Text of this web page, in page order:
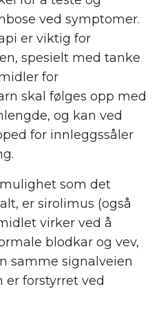
ved symptomer.
er viktig for
spesielt med tanke
for
skal følges opp med
og kan ved
for innleggssåler
som det
er sirolimus (også
virker ved å
blodkar og vev,
samme signalveien
er forstyrret ved